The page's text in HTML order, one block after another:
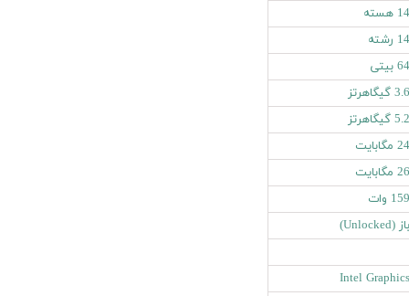
14 هسته
14 رشته
64 بیتی
3.6 گیگاهرتز
5.2 گیگاهرتز
24 مگابایت
26 مگابایت
159 وات
باز (Unlocked)
Intel Graphics